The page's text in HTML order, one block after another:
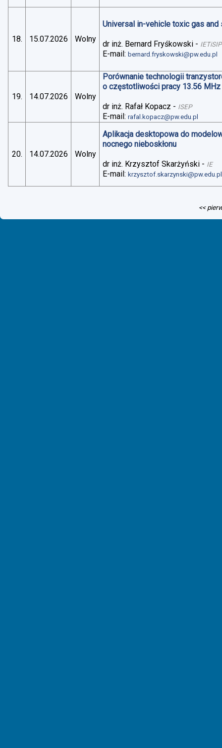
18. 15.07.2026 Wolny
Universal in-vehicle toxic gas
dr inż. Bernard Fryśkowski - IETiSIP
E-mail:bernard.fryskowski@pw.edu.pl
19. 14.07.2026 Wolny
Porównanie technologii
o częstotliwości pracy 13.56 MHz
dr inż. Rafał Kopacz - ISEP
E-mail:rafal.kopacz@pw.edu.pl
20. 14.07.2026 Wolny
Aplikacja desktopowa do
nocnego nieboskłonu
dr inż. Krzysztof Skarżyński - IE
E-mail:krzysztof.skarzynski@pw.edu.pl
<<